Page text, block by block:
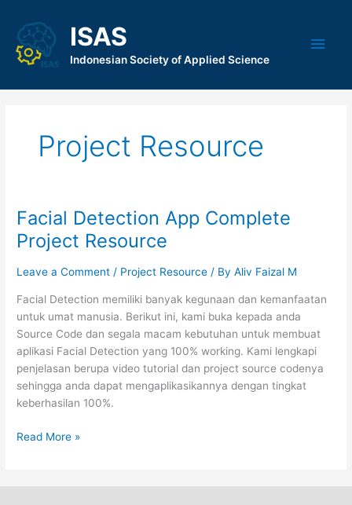
content
ISAS
Indonesian Society of Applied Science
Main
Project Resource
Facial Detection App Complete
Project Resource
Leave a Comment / Project Resource / ByAliv Faizal M
Facial Detection memiliki banyak kegunaan dan kemanfaatan
untuk umat manusia. Berikut ini, kami buka kepada anda
Source Code dan segala macam kebutuhan untuk membuat
aplikasi Facial Detection yang 100% working. Kami lengkapi
penjelasan berupa video tutorial dan project source codenya
sehingga anda dapat mengaplikasikannya dengan tingkat
keberhasilan 100%.
Facial
Read More »